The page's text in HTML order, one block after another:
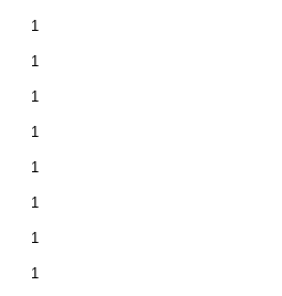
1
1
1
1
1
1
1
1